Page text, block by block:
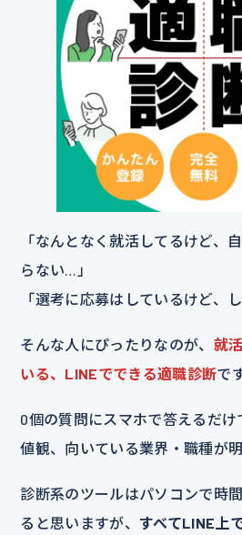
「なんとなく就活してるけど、
らない…」
「選考に応募はしているけど、
そんな人にぴったりなのが、 就
いる、LINEでできる適職診断で
0個の質問にスマホで答えるだ
値観、向いている業界・職種が明
診断系のツールはパソコンで時
ると思いますが、 すべてLINE上